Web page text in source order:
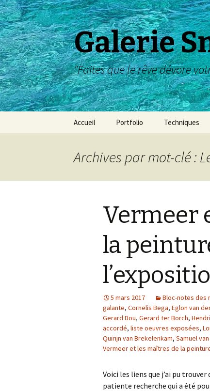
Galerie
"Faites que le rêve dévore
Accueil Portfolio
Album Peinture
Travaux pratiques :
dessin ou peinture
À petits pas
Autres
Techniques
Archives par mot-clé :
Vermeer
la
5 mars 2017 Bloc-notes des
galante, Cornelis Bega, Eglon van
Gerard Dou, Gerard ter Borch,
accordé, liste oeuvres exposées,
Quirijn van Brekelenkam, Samuel
Vermeer et les maîtres de la
Voici les liens que j’ai pu
patiente recherche qui a été